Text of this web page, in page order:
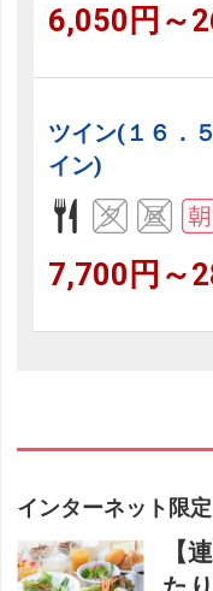
6,050円～
ツイン(１６．
イン)
7,700円～
インターネット限定
【